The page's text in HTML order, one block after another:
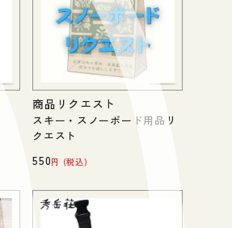
商品リクエスト
スキー・スノーボード用品リ
クエスト
550 税込